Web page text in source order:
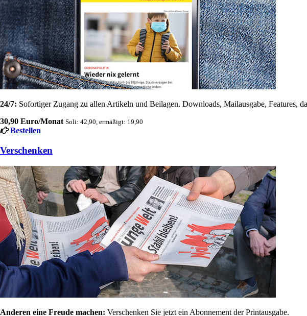
24/7: Sofortiger Zugang zu allen Artikeln und Beilagen. Downloads, Mailausgabe, Features,
30,90 Euro/Monat Soli: 42,90, ermäßigt: 19,90
Bestellen
Verschenken
Anderen eine Freude machen: Verschenken Sie jetzt ein Abonnement der Printausgabe.